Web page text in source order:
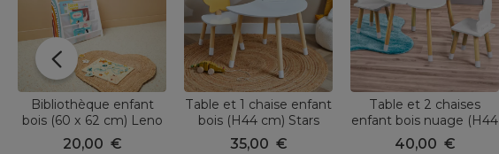
Bibliothèque enfant
bois (60 x 62 cm) Leno
Multicolore
20,00 €
Table et 1 chaise enfant
bois (H44 cm) Stars
Blanc
35,00 €
Table et 2 chaises
enfant bois nuage (H44
cm) Lilou Blanc
40,00 €